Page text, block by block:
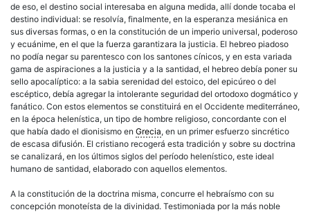
de eso, el destino social interesaba en alguna medida, allí donde tocaba el
destino individual: se resolvía, finalmente, en la esperanza mesiánica en
sus diversas formas, o en la constitución de un imperio universal, poderoso
y ecuánime, en el que la fuerza garantizara la justicia. El hebreo piadoso
no podía negar su parentesco con los santones cínicos, y en esta variada
gama de aspiraciones a la justicia y a la santidad, el hebreo debía poner su
sello apocalíptico: a la sabia serenidad del estoico, del epicúreo o del
escéptico, debía agregar la intolerante seguridad del ortodoxo dogmático y
fanático. Con estos elementos se constituirá en el Occidente mediterráneo,
en la época helenística, un tipo de hombre religioso, concordante con el
que había dado el dionisismo en Grecia, en un primer esfuerzo sincrético
de escasa difusión. El cristiano recogerá esta tradición y sobre su doctrina
se canalizará, en los últimos siglos del período helenístico, este ideal
humano de santidad, elaborado con aquellos elementos.
A la constitución de la doctrina misma, concurre el hebraísmo con su
concepción monoteísta de la divinidad. Testimoniada por la más noble